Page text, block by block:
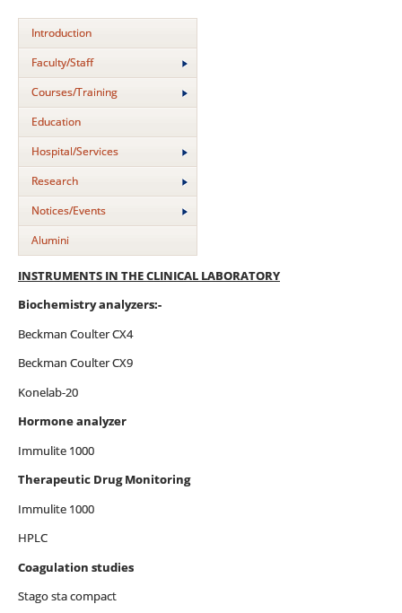
Introduction
Faculty/Staff
Courses/Training
Education
Hospital/Services
Research
Notices/Events
Alumini
INSTRUMENTS IN THE CLINICAL LABORATORY
Biochemistry analyzers:-
Beckman Coulter CX4
Beckman Coulter CX9
Konelab-20
Hormone analyzer
Immulite 1000
Therapeutic Drug Monitoring
Immulite 1000
HPLC
Coagulation studies
Stago sta compact